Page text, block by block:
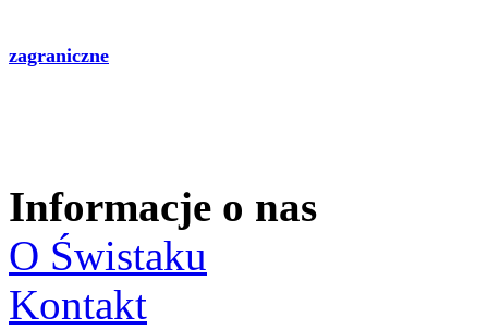
zagraniczne
Informacje o nas
O Świstaku
Kontakt